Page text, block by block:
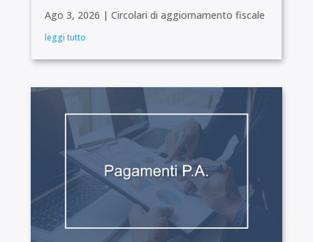
Ago 3, 2026 | Circolari di aggiornamento fiscale
leggi tutto